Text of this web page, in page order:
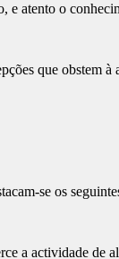
e atento o
que obstem à
se os
a actividade de